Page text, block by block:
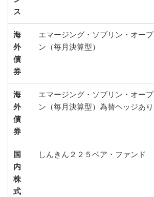
ス
海
外
債
券
エマージング・ソブリン・オープ
ン（毎月決算型）
海
外
債
券
エマージング・ソブリン・オープ
ン（毎月決算型）為替ヘッジあり
国
内
株
式
しんきん２２５ベア・ファンド